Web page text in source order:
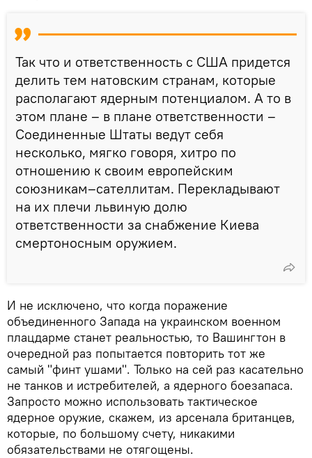
Так что и ответственность с США придется
делить тем натовским странам, которые
располагают ядерным потенциалом. А то в
этом плане – в плане ответственности –
Соединенные Штаты ведут себя
несколько, мягко говоря, хитро по
отношению к своим европейским
союзникам–сателлитам. Перекладывают
на их плечи львиную долю
ответственности за снабжение Киева
смертоносным оружием.
И не исключено, что когда поражение
объединенного Запада на украинском военном
плацдарме станет реальностью, то Вашингтон в
очередной раз попытается повторить тот же
самый "финт ушами". Только на сей раз касательно
не танков и истребителей, а ядерного боезапаса.
Запросто можно использовать тактическое
ядерное оружие, скажем, из арсенала британцев,
которые, по большому счету, никакими
обязательствами не отягощены.